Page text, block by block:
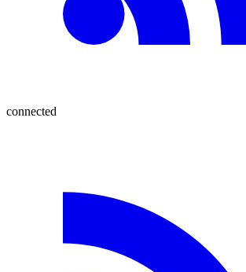
connected